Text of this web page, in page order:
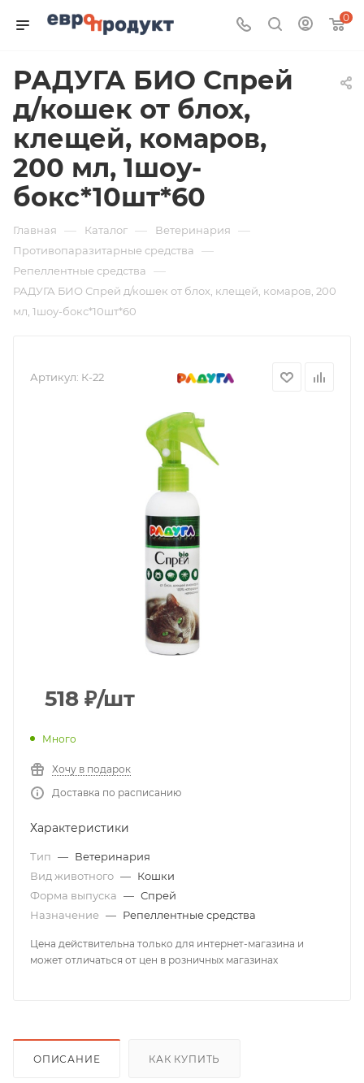
0
РАДУГА БИО Спрей
д/кошек от блох,
клещей, комаров,
200 мл, 1шоу-
бокс*10шт*60
Главная — Каталог — Ветеринария —
Противопаразитарные средства —
Репеллентные средства —
РАДУГА БИО Спрей д/кошек от блох, клещей, комаров, 200
мл, 1шоу-бокс*10шт*60
Артикул: К-22
518 ₽/шт
Много
Хочу в подарок
Доставка по расписанию
Характеристики
Тип — Ветеринария
Вид животного — Кошки
Форма выпуска — Спрей
Назначение — Репеллентные средства
Цена действительна только для интернет-магазина и
может отличаться от цен в розничных магазинах
ОПИСАНИЕ КАК КУПИТЬ